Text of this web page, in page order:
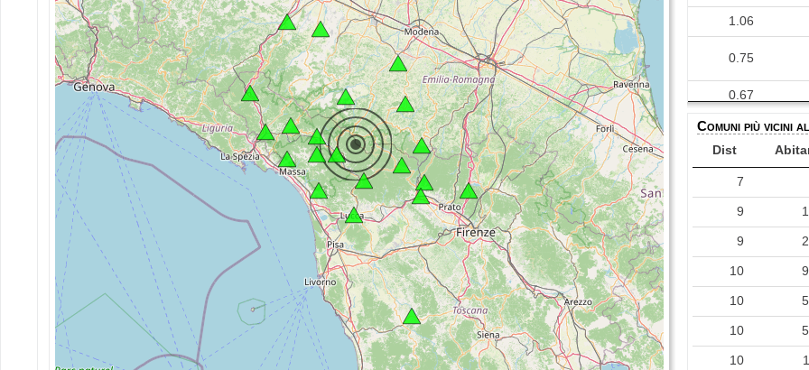
1.06
0.75
0.67
0.63
0.57
0.40
0.36
0.20
0.20
0.11
Comuni più vicini
Dist
7
9
9
10
10
10
10